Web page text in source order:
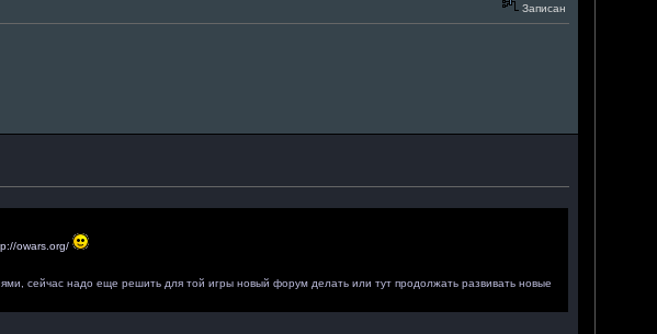
Записан
owars.org/
сейчас надо еще решить для той игры новый форум делать или тут продолжать развивать новые